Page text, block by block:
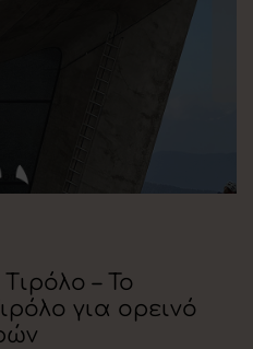
– Το
για ορεινό